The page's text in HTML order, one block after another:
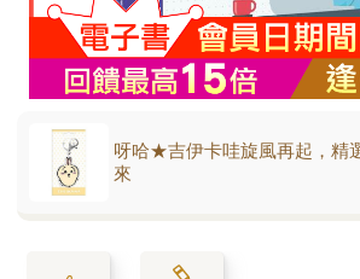
呀哈★吉伊卡哇旋風再起，精
來